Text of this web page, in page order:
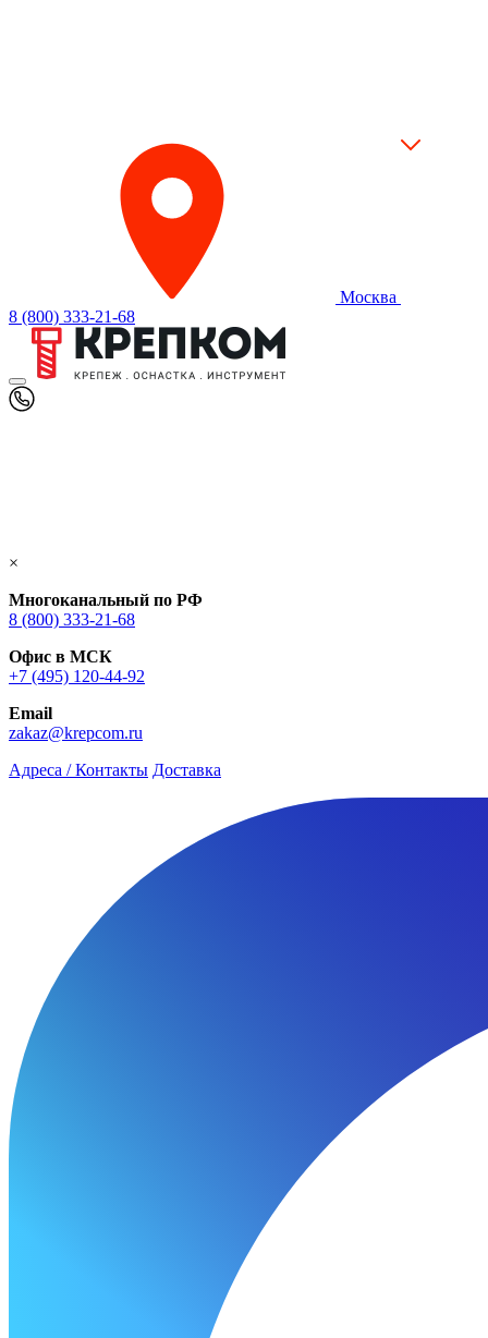
Москва
8 (800) 333-21-68
×
Многоканальный по РФ
8 (800) 333‑21-68
Офис в МСК
+7 (495) 120-44-92
Email
zakaz@krepcom.ru
Адреса / Контакты Доставка